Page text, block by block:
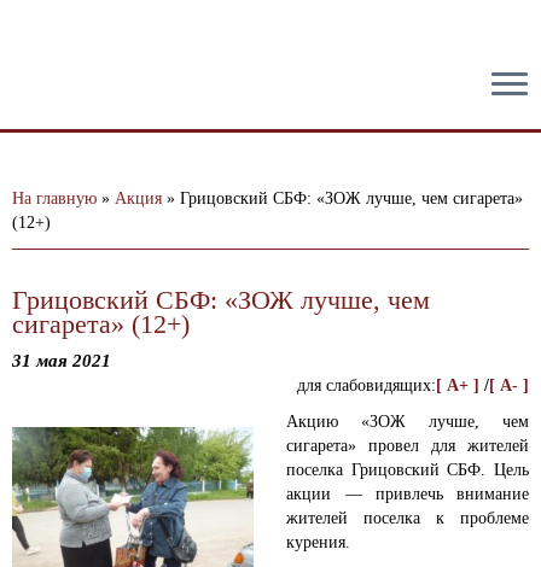
На главную » Акция » Грицовский СБФ: «ЗОЖ лучше, чем сигарета»
(12+)
Грицовский СБФ: «ЗОЖ лучше, чем
сигарета» (12+)
31 мая 2021
для слабовидящих: [ A+ ] /[ A- ]
Акцию «ЗОЖ лучше, чем
сигарета» провел для жителей
поселка Грицовский СБФ. Цель
акции — привлечь внимание
жителей поселка к проблеме
курения.